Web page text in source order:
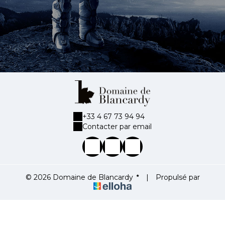
+33 4 67 73 94 94
Contacter par email
© 2026 Domaine de Blancardy | Propulsé par